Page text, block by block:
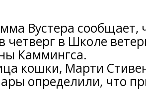
Вустера сообщает,
четверг в Школе
Каммингса.
кошки, Марти
определили, что